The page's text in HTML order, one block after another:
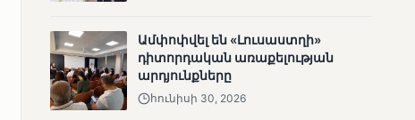
Ամփոփվել են «Լուսաստղի»
դիտորդական առաքելության
արդյունքները
հունիսի 30, 2026